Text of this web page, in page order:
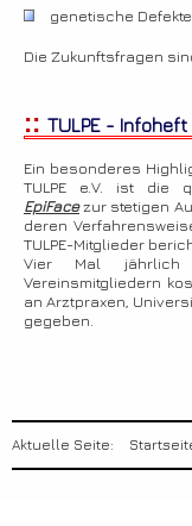
genetische Defekte
Die Zukunftsfragen
:: TULPE - Infoheft
Ein besonderes
TULPE e.V. ist die
EpiFacezur stetigen
deren
TULPE-Mitglieder
Vier Mal
Vereinsmitgliedern
an Arztpraxen,
gegeben.
Aktuelle Seite: